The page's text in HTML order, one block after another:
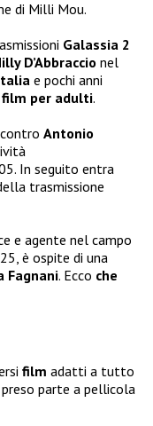
di Milli Mou.
Galassia 2
D’Abbraccio nel
e pochi anni
per adulti.
Antonio
In seguito entra
trasmissione
e agente nel campo
è ospite di una
Fagnani. Ecco che
film adatti a tutto
parte a pellicola